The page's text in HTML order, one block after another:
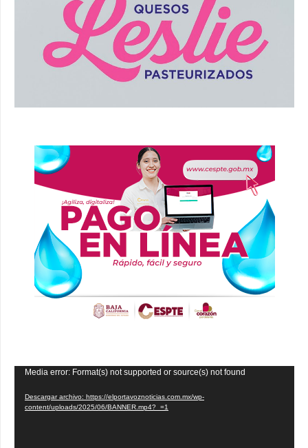
Reproductor
vídeo
Media error: Format(s) not supported or source(s) not found
Descargar archivo: https://elportavoznoticias.com.mx/wp-
content/uploads/2025/06/BANNER.mp4?_=1